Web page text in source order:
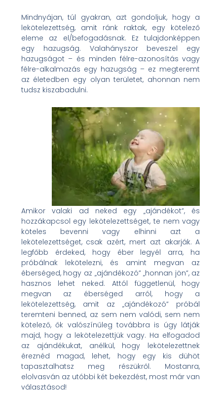
Mindnyájan, túl gyakran, azt gondoljuk, hogy a
lekötelezettség, amit ránk raktak, egy kötelező
eleme az el/befogadásnak. Ez tulajdonképpen
egy hazugság. Valahányszor beveszel egy
hazugságot – és minden félre-azonosítás vagy
félre-alkalmazás egy hazugság – ez megteremt
az életedben egy olyan területet, ahonnan nem
tudsz kiszabadulni.
Amikor valaki ad neked egy „ajándékot”, és
hozzákapcsol egy lekötelezettséget, te nem vagy
köteles bevenni vagy elhinni azt a
lekötelezettséget, csak azért, mert azt akarják. A
legfőbb érdeked, hogy éber legyél arra, ha
próbálnak lekötelezni, és amint megvan az
éberséged, hogy az „ajándékozó” „honnan jön”, az
hasznos lehet neked. Attól függetlenül, hogy
megvan az éberséged arról, hogy a
lekötelezettség, amit az „ajándékozó” próbál
teremteni benned, az sem nem valódi, sem nem
kötelező, ők valószínűleg továbbra is úgy látják
majd, hogy a lekötelezettjük vagy. Ha elfogadod
az ajándékukat, anélkül, hogy lekötelezettnek
éreznéd magad, lehet, hogy egy kis dühöt
tapasztalhatsz meg részükről. Mostanra,
elolvasván az utóbbi két bekezdést, most már van
választásod!